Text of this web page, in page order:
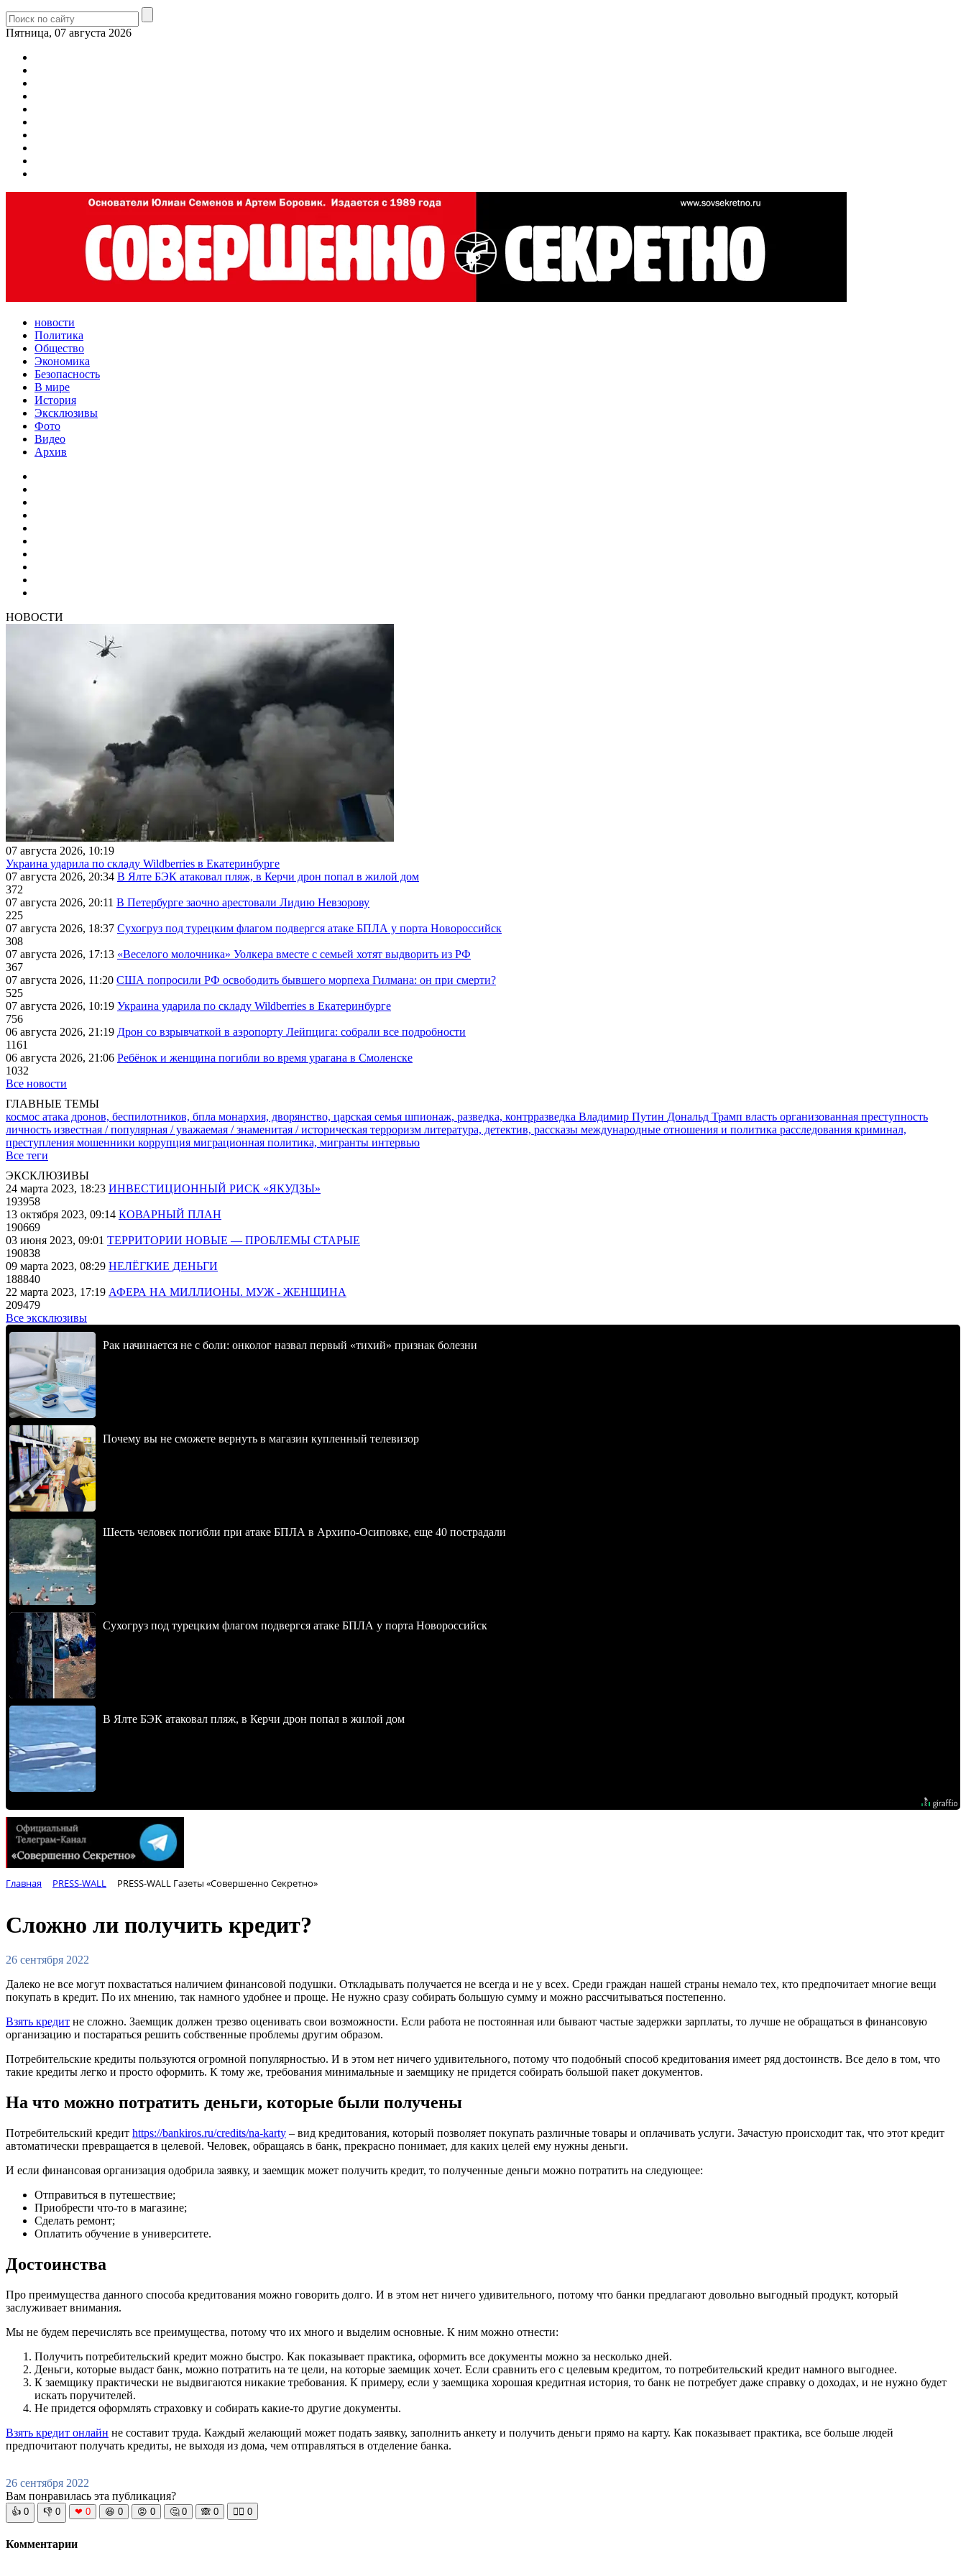
Пятница, 07 августа 2026
новости
Политика
Общество
Экономика
Безопасность
В мире
История
Эксклюзивы
Фото
Видео
Архив
НОВОСТИ
07 августа 2026, 10:19
Украина ударила по складу Wildberries в Екатеринбурге
07 августа 2026, 20:34 В Ялте БЭК атаковал пляж, в Керчи дрон попал в жилой дом
372
07 августа 2026, 20:11 В Петербурге заочно арестовали Лидию Невзорову
225
07 августа 2026, 18:37 Сухогруз под турецким флагом подвергся атаке БПЛА у порта Новороссийск
308
07 августа 2026, 17:13 «Веселого молочника» Уолкера вместе с семьей хотят выдворить из РФ
367
07 августа 2026, 11:20 США попросили РФ освободить бывшего морпеха Гилмана: он при смерти?
525
07 августа 2026, 10:19 Украина ударила по складу Wildberries в Екатеринбурге
756
06 августа 2026, 21:19 Дрон со взрывчаткой в аэропорту Лейпцига: собрали все подробности
1161
06 августа 2026, 21:06 Ребёнок и женщина погибли во время урагана в Смоленске
1032
Все новости
ГЛАВНЫЕ ТЕМЫ
космос атака дронов, беспилотников, бпла монархия, дворянство, царская семья шпионаж, разведка, контрразведка Владимир Путин Дональд Трамп власть организованная преступность
личность известная / популярная / уважаемая / знаменитая / историческая терроризм литература, детектив, рассказы международные отношения и политика расследования криминал,
преступления мошенники коррупция миграционная политика, мигранты интервью
Все теги
ЭКСКЛЮЗИВЫ
24 марта 2023, 18:23 ИНВЕСТИЦИОННЫЙ РИСК «ЯКУДЗЫ»
193958
13 октября 2023, 09:14 КОВАРНЫЙ ПЛАН
190669
03 июня 2023, 09:01 ТЕРРИТОРИИ НОВЫЕ — ПРОБЛЕМЫ СТАРЫЕ
190838
09 марта 2023, 08:29 НЕЛЁГКИЕ ДЕНЬГИ
188840
22 марта 2023, 17:19 АФЕРА НА МИЛЛИОНЫ. МУЖ - ЖЕНЩИНА
209479
Все эксклюзивы
Рак начинается не с боли: онколог назвал первый «тихий» признак болезни
Почему вы не сможете вернуть в магазин купленный телевизор
Шесть человек погибли при атаке БПЛА в Архипо-Осиповке, еще 40 пострадали
Сухогруз под турецким флагом подвергся атаке БПЛА у порта Новороссийск
В Ялте БЭК атаковал пляж, в Керчи дрон попал в жилой дом
Главная PRESS-WALL PRESS-WALL Газеты «Совершенно Секретно»
Сложно ли получить кредит?
26 сентября 2022
Далеко не все могут похвастаться наличием финансовой подушки. Откладывать получается не всегда и не у всех. Среди граждан нашей страны немало тех, кто предпочитает многие вещи
покупать в кредит. По их мнению, так намного удобнее и проще. Не нужно сразу собирать большую сумму и можно рассчитываться постепенно.
Взять кредит не сложно. Заемщик должен трезво оценивать свои возможности. Если работа не постоянная или бывают частые задержки зарплаты, то лучше не обращаться в финансовую
организацию и постараться решить собственные проблемы другим образом.
Потребительские кредиты пользуются огромной популярностью. И в этом нет ничего удивительного, потому что подобный способ кредитования имеет ряд достоинств. Все дело в том, что
такие кредиты легко и просто оформить. К тому же, требования минимальные и заемщику не придется собирать большой пакет документов.
На что можно потратить деньги, которые были получены
Потребительский кредит https://bankiros.ru/credits/na-karty – вид кредитования, который позволяет покупать различные товары и оплачивать услуги. Зачастую происходит так, что этот кредит
автоматически превращается в целевой. Человек, обращаясь в банк, прекрасно понимает, для каких целей ему нужны деньги.
И если финансовая организация одобрила заявку, и заемщик может получить кредит, то полученные деньги можно потратить на следующее:
Отправиться в путешествие;
Приобрести что-то в магазине;
Сделать ремонт;
Оплатить обучение в университете.
Достоинства
Про преимущества данного способа кредитования можно говорить долго. И в этом нет ничего удивительного, потому что банки предлагают довольно выгодный продукт, который
заслуживает внимания.
Мы не будем перечислять все преимущества, потому что их много и выделим основные. К ним можно отнести:
Получить потребительский кредит можно быстро. Как показывает практика, оформить все документы можно за несколько дней.
Деньги, которые выдаст банк, можно потратить на те цели, на которые заемщик хочет. Если сравнить его с целевым кредитом, то потребительский кредит намного выгоднее.
К заемщику практически не выдвигаются никакие требования. К примеру, если у заемщика хорошая кредитная история, то банк не потребует даже справку о доходах, и не нужно будет
искать поручителей.
Не придется оформлять страховку и собирать какие-то другие документы.
Взять кредит онлайн не составит труда. Каждый желающий может подать заявку, заполнить анкету и получить деньги прямо на карту. Как показывает практика, все больше людей
предпочитают получать кредиты, не выходя из дома, чем отправляться в отделение банка.
26 сентября 2022
Вам понравилась эта публикация?
👍 0 👎 0 ❤ 0 😆 0 😡 0 🤔 0 🙈 0 🧘‍♀️ 0
Комментарии